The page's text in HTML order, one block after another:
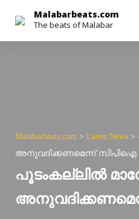
content
Malabarbeats.com
The beats of Malabar
Malabarbeats.com > Latest News >
അനുവദിക്കണമെന്ന് സിപിഐ
പൂടംകല്ലിൽ